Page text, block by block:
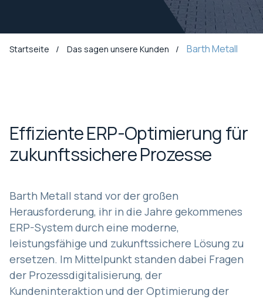
Startseite Das sagen unsere Kunden Barth Metall
Effiziente ERP-Optimierung für
zukunftssichere Prozesse
Barth Metall stand vor der großen
Herausforderung, ihr in die Jahre gekommenes
ERP-System durch eine moderne,
leistungsfähige und zukunftssichere Lösung zu
ersetzen. Im Mittelpunkt standen dabei Fragen
der Prozessdigitalisierung, der
Kundeninteraktion und der Optimierung der